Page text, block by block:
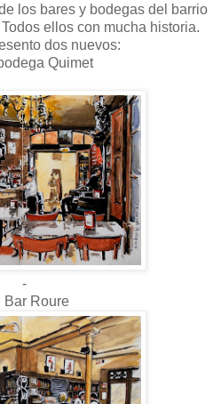
los bares y bodegas del barrio
ellos con mucha historia.
dos nuevos:
Quimet
-
Bar Roure